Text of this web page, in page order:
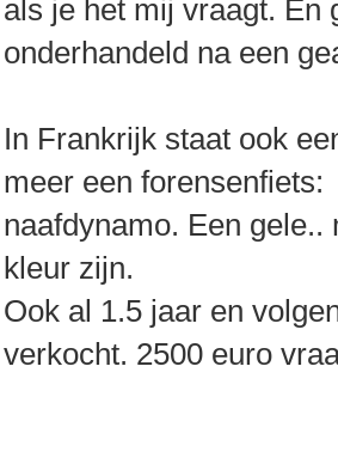
als je het mij vraagt. En
onderhandeld na een
In Frankrijk staat ook
meer een
naafdynamo. Een
kleur zijn.
Ook al 1.5 jaar en
verkocht. 2500 euro